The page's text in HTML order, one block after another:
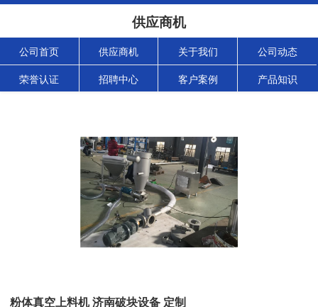
供应商机
公司首页 供应商机 关于我们 公司动态
荣誉认证 招聘中心 客户案例 产品知识
粉体真空上料机 济南破块设备 定制